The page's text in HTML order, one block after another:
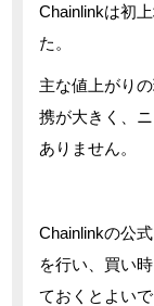
Chainlinkは初
た。
主な値上がり
携が大きく、
ありません。
Chainlinkの公
を行い、買い
ておくとよいで